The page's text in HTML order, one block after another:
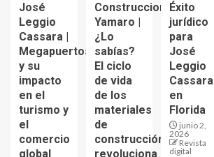
José
Leggio
Cassara |
Megapuertos
y su
impacto
en el
turismo y
el
comercio
global
Construcciones
Yamaro |
¿Lo
sabías?
El ciclo
de vida
de los
materiales
de
construcción
revoluciona
Éxito
jurídico
para
José
Leggio
Cassara
en
Florida
junio 2,
2026
Revista
digital